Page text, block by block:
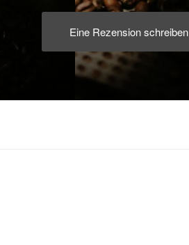
Eine Rezension schreiben